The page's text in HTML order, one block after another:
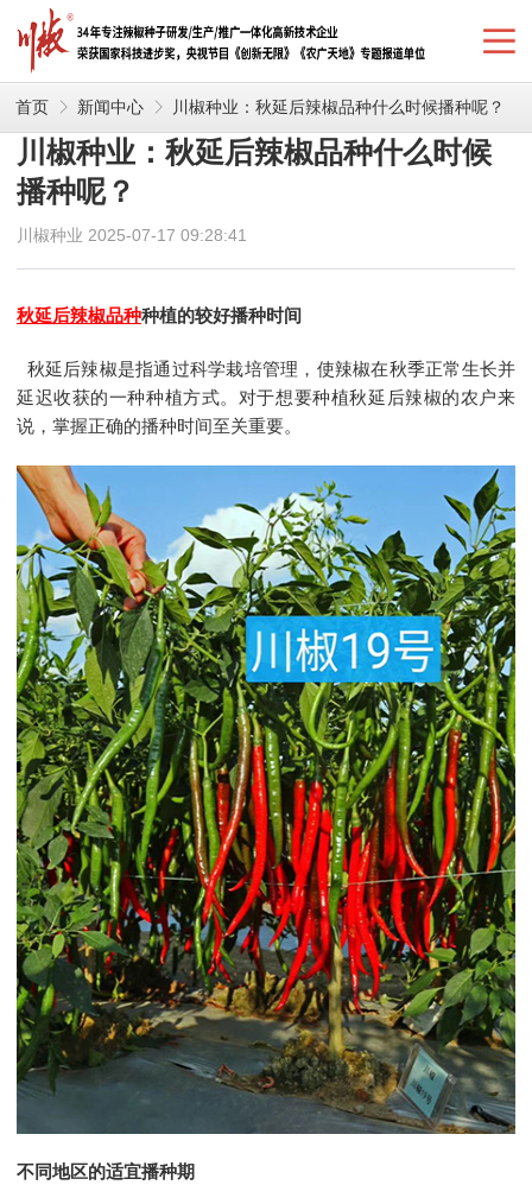
首页 新闻中心 川椒种业：秋延后辣椒品种什么时候播种呢？
川椒种业：秋延后辣椒品种什么时候
播种呢？
川椒种业 2025-07-17 09:28:41
秋延后辣椒品种种植的较好播种时间
秋延后辣椒是指通过科学栽培管理，使辣椒在秋季正常生长并
延迟收获的一种种植方式。对于想要种植秋延后辣椒的农户来
说，掌握正确的播种时间至关重要。
不同地区的适宜播种期